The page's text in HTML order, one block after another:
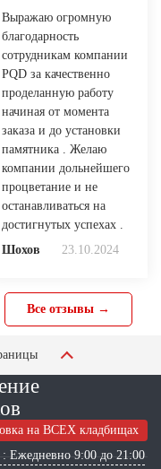
Выражаю огромную
благодарность
сотрудникам компании
PQD за качественно
проделанную работу
начиная от момента
заказа и до установки
памятника . Желаю
компании дольнейшего
процветание и не
останавливаться на
достигнутых успехах .
Шохов
23.10.2024
Все отзывы →
на ВСЕХ кладбищах
: Ежедневно 9:00 до 21:00